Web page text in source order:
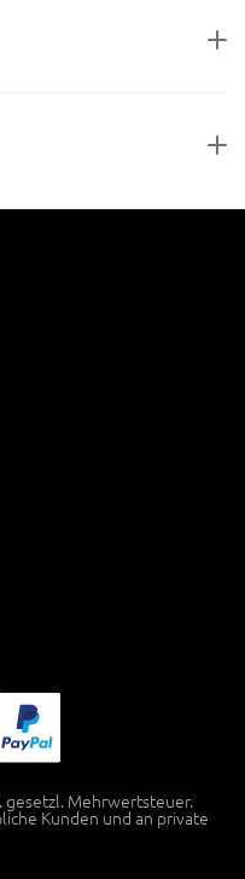
gesetzl. Mehrwertsteuer.
Kunden und an private